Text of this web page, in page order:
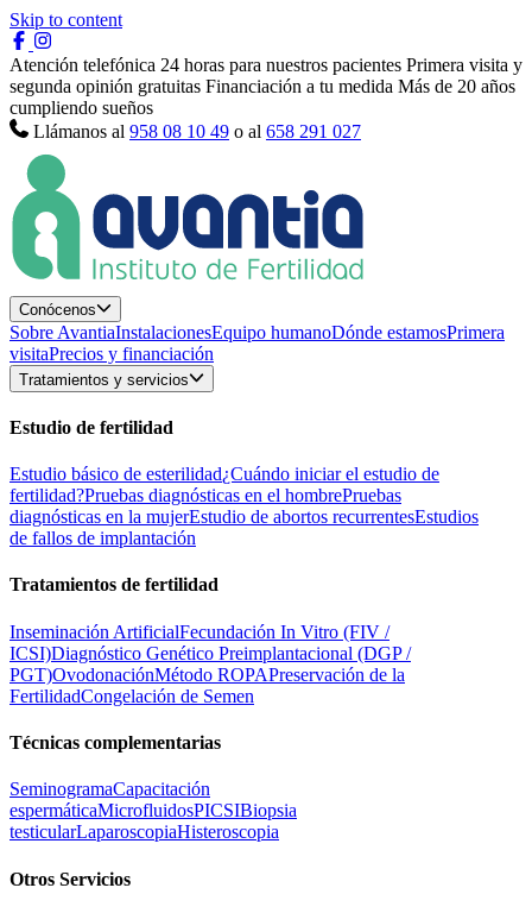
Skip to content
Atención telefónica 24 horas para nuestros pacientes Primera visita y
segunda opinión gratuitas Financiación a tu medida Más de 20 años
cumpliendo sueños
Llámanos al 958 08 10 49 o al 658 291 027
Conócenos
Sobre AvantiaInstalacionesEquipo humanoDónde estamosPrimera
visitaPrecios y financiación
Tratamientos y servicios
Estudio de fertilidad
Estudio básico de esterilidad¿Cuándo iniciar el estudio de
fertilidad?Pruebas diagnósticas en el hombrePruebas
diagnósticas en la mujerEstudio de abortos recurrentesEstudios
de fallos de implantación
Tratamientos de fertilidad
Inseminación ArtificialFecundación In Vitro (FIV /
ICSI)Diagnóstico Genético Preimplantacional (DGP /
PGT)OvodonaciónMétodo ROPAPreservación de la
FertilidadCongelación de Semen
Técnicas complementarias
SeminogramaCapacitación
espermáticaMicrofluidosPICSIBiopsia
testicularLaparoscopiaHisteroscopia
Otros Servicios